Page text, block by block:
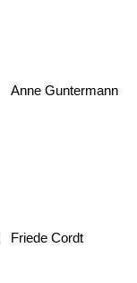
Anne Guntermann
Friede Cordt